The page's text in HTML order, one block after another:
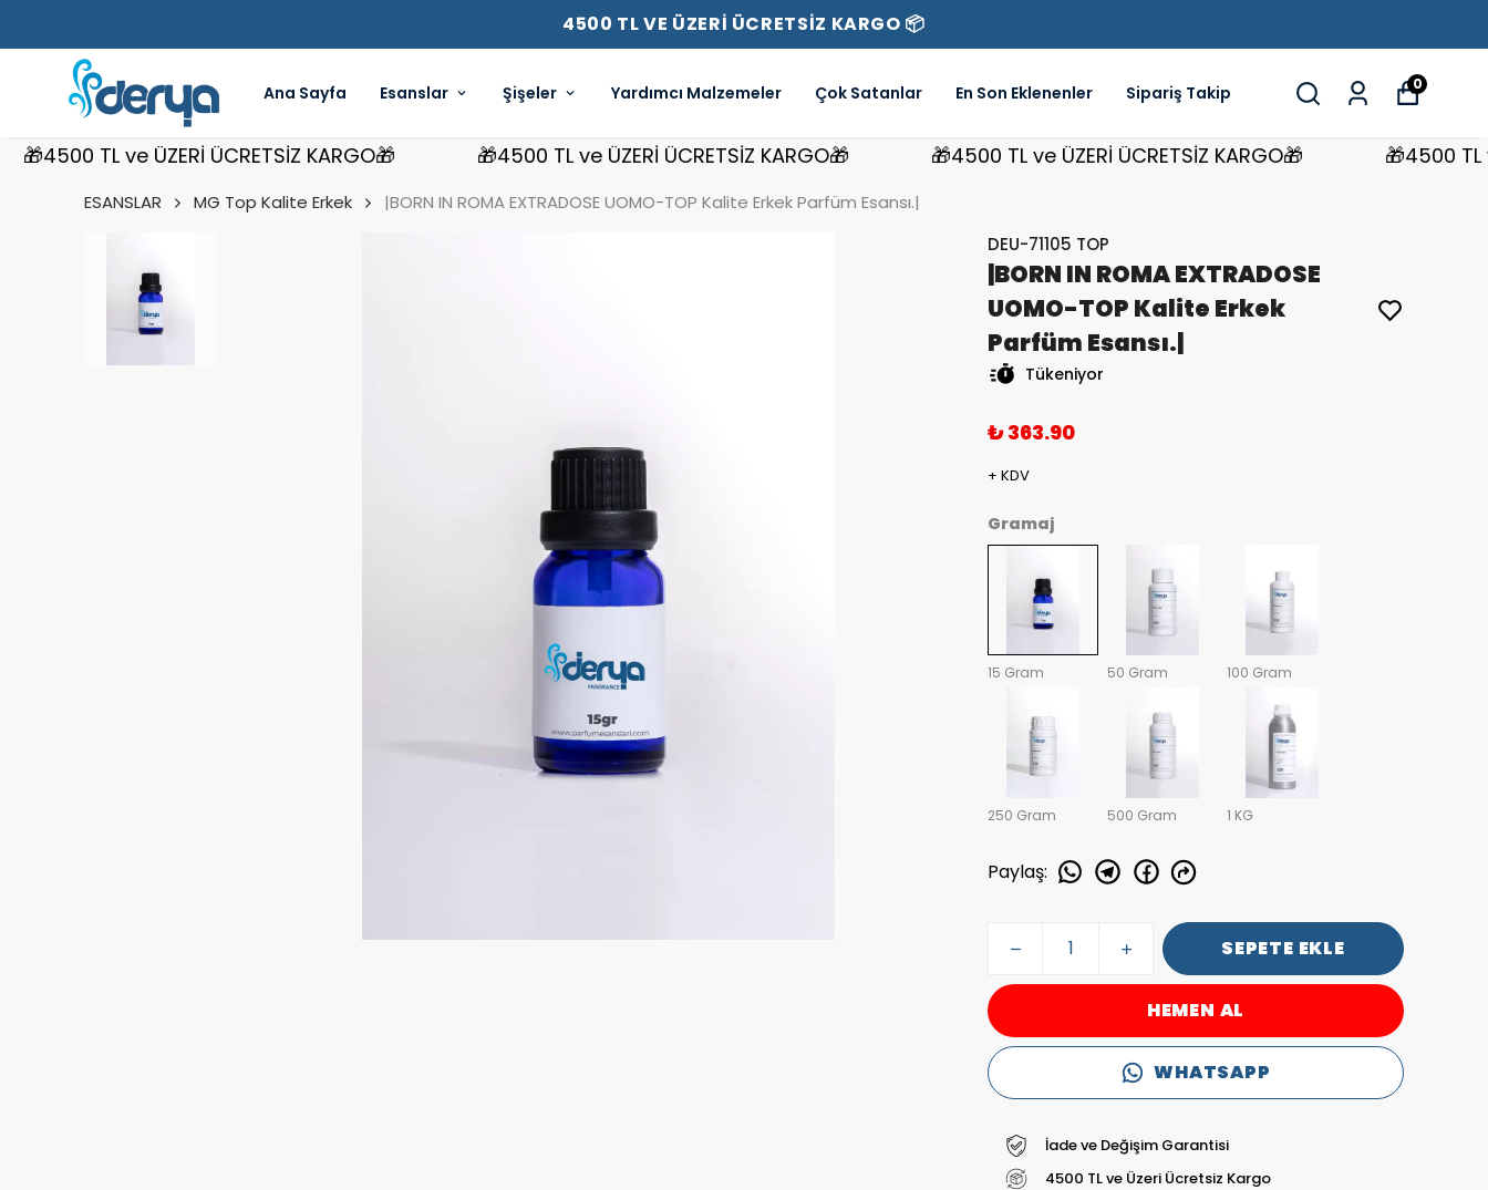
4500 TL VE ÜZERİ ÜCRETSİZ KARGO 📦
Ana Sayfa Esanslar Şişeler Yardımcı Malzemeler Çok Satanlar En Son Eklenenler Sipariş Takip 0
TL ve ÜZERİ ÜCRETSİZ KARGO🎁 🎁4500 TL ve ÜZERİ ÜCRETSİZ KARGO🎁 🎁4500 TL ve ÜZERİ ÜCRETSİZ KARGO🎁 🎁4500 TL ve
ESANSLAR MG Top Kalite Erkek
|BORN IN ROMA EXTRADOSE UOMO-TOP Kalite Erkek Parfüm Esansı.|
DEU-71105 TOP
|BORN IN ROMA EXTRADOSE
UOMO-TOP Kalite Erkek
Parfüm Esansı.|
Tükeniyor
₺ 363.90
+ KDV
Gramaj
15 Gram 50 Gram 100 Gram
250 Gram 500 Gram 1 KG
Paylaş:
SEPETE EKLE
HEMEN AL
WHATSAPP
İade ve Değişim Garantisi
4500 TL ve Üzeri Ücretsiz Kargo